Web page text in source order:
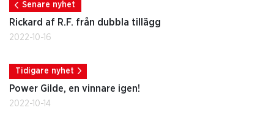
Senare nyhet
Rickard af R.F. från dubbla tillägg
2022-10-16
Tidigare nyhet
Power Gilde, en vinnare igen!
2022-10-14